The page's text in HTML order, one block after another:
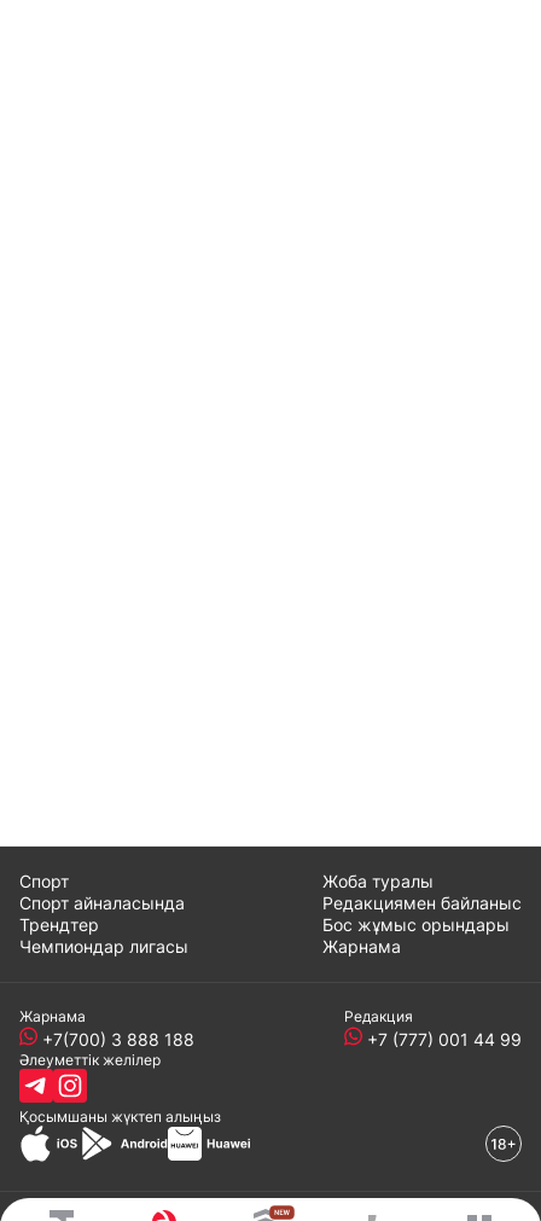
Спорт
Спорт айналасында
Трендтер
Чемпиондар лигасы
Жоба туралы
Редакциямен байланыс
Бос жұмыс орындары
Жарнама
Жарнама
+7(700) 3 888 188
Редакция
+7 (777) 001 44 99
Әлеуметтік желілер
Қосымшаны жүктеп алыңыз